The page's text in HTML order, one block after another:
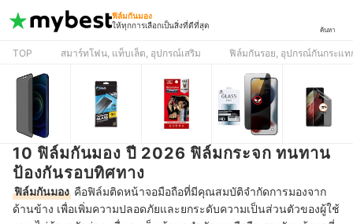
ฟิล์มกันมอง
ให้ทุกการเลือกเป็นสิ่งที่ดีที่สุด
ค้นหา
TOP สมาร์ทโฟน, แท็บเล็ต, อุปกรณ์เสริม ฟิล์มกันรอย, อุปกรณ์กันกระแท
10 ฟิล์มกันมอง ปี 2026 ฟิล์มกระจก ทนทาน
ป้องกันรอบทิศทาง
ฟิล์มกันมอง คือฟิล์มติดหน้าจอมือถือที่มีคุณสมบัติจำกัดการมองจาก
ด้านข้าง เพื่อเพิ่มความปลอดภัยและยกระดับความเป็นส่วนตัวของผู้ใช้